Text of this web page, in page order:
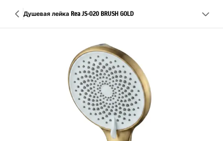
Душевая лейка Rea JS-020 BRUSH GOLD